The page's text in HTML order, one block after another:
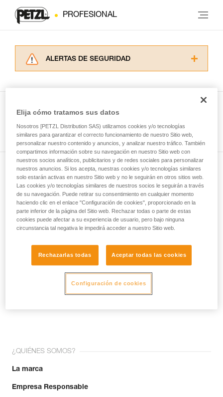
PROFESIONAL
ALERTAS DE SEGURIDAD
Dominar estas técnicas requiere una formación
y un entrenamiento específico. Confirme a
través de un profesional su capacidad para
ejecutar estas técnicas, solo y con total
seguridad, antes de ejecutarlas de forma
autónoma.
Damos ejemplos de técnicas relacionadas con
su actividad. Pueden existir otras que no
describimos aquí.
Ver todas las técnicas
Suscríbase al boletín
y mantente conectado con nuestras noticias
Email *
¡Únete a la comunidad!
¿QUIÉNES SOMOS?
La marca
Empresa Responsable
Elija cómo tratamos sus datos
Nosotros [PETZL Distribution SAS) utilizamos cookies y/o tecnologías
similares para garantizar el correcto funcionamiento de nuestro Sitio web,
personalizar nuestro contenido y anuncios, y analizar nuestro tráfico. También
compartimos información sobre su navegación en nuestro Sitio web con
nuestros socios analíticos, publicitarios y de redes sociales para personalizar
nuestros anuncios. Si los acepta, nuestras cookies y/o tecnologías similares
solo estarán activas en nuestro Sitio web y no le seguirán en otros sitios web.
Las cookies y/o tecnologías similares de nuestros socios le seguirán a través
de su navegación. Puede retirar su consentimiento en cualquier momento
haciendo clic en el enlace "Configuración de cookies", proporcionado en la
parte inferior de la página del Sitio web. Rechazar todas o parte de estas
cookies puede afectar a su experiencia de usuario, pero bajo ninguna
circunstancia tal negativa le impedirá acceder a nuestro Sitio web.
Rechazarlas todas Aceptar todas las cookies
Configuración de cookies